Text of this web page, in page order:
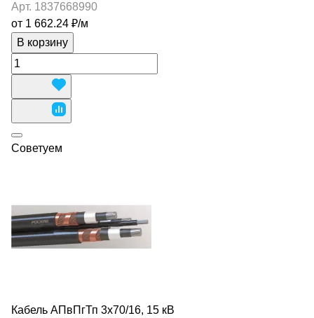
Арт. 1837668990
от 1 662.24 ₽/м
В корзину
Советуем
Кабель АПвПгТп 3х70/16, 15 кВ